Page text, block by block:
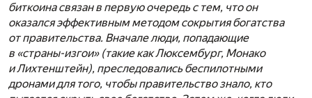
биткоина связан в первую очередь с тем, что он
оказался эффективным методом сокрытия богатства
от правительства. Вначале люди, попадающие
в «страны-изгои» (такие как Люксембург, Монако
и Лихтенштейн), преследовались беспилотными
дронами для того, чтобы правительство знало, кто